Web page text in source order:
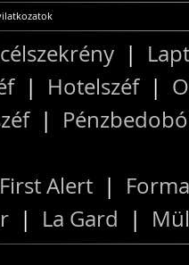
|
| Hotelszéf|
|
First Alert |
| La Gard |